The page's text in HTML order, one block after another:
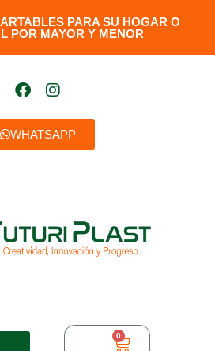
PARA SU HOGAR O
POR MAYOR Y MENOR​
WHATSAPP
0